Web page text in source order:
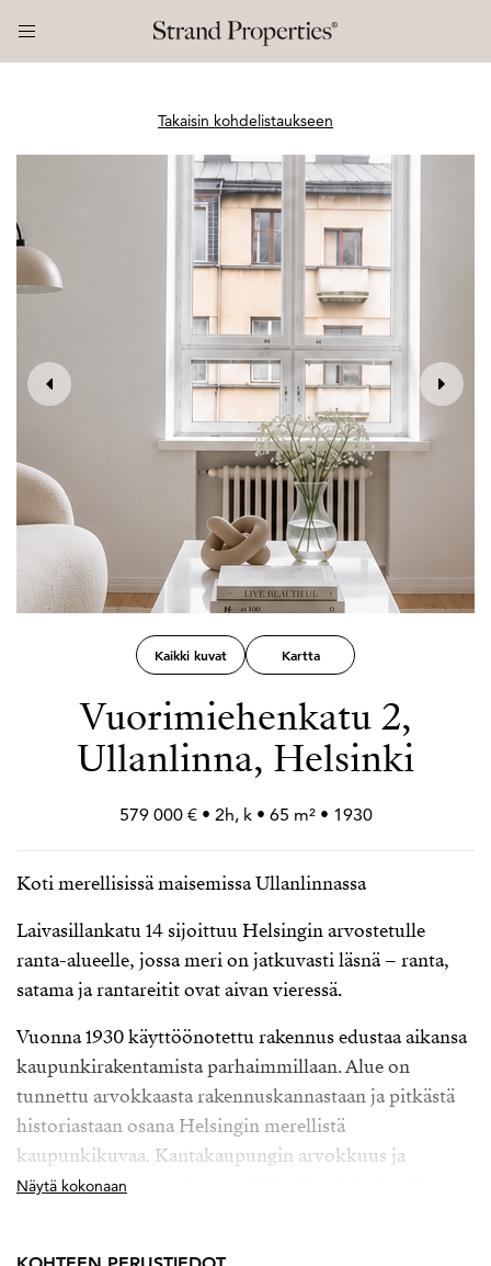
Takaisin kohdelistaukseen
Kaikki kuvat Kartta
Vuorimiehenkatu 2,
Ullanlinna, Helsinki
579 000 € • 2h, k • 65 m² • 1930
Koti merellisissä maisemissa Ullanlinnassa
Laivasillankatu 14 sijoittuu Helsingin arvostetulle
ranta-alueelle, jossa meri on jatkuvasti läsnä – ranta,
satama ja rantareitit ovat aivan vieressä.
Vuonna 1930 käyttöönotettu rakennus edustaa aikansa
kaupunkirakentamista parhaimmillaan. Alue on
tunnettu arvokkaasta rakennuskannastaan ja pitkästä
historiastaan osana Helsingin merellistä
kaupunkikuvaa. Kantakaupungin arvokkuus ja
sataman läheisyys tekevät miljööstä poikkeuksellisen.
Näytä kokonaan